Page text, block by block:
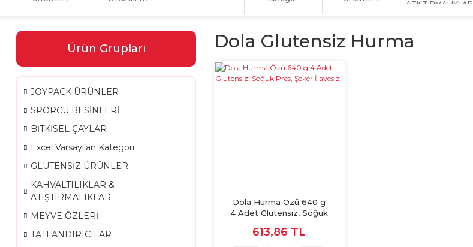
ATIŞTIRMALIKLAR
Ürün Grupları
JOYPACK ÜRÜNLER
SPORCU BESİNLERİ
BİTKİSEL ÇAYLAR
Excel Varsayılan Kategori
GLUTENSİZ ÜRÜNLER
KAHVALTILIKLAR &
ATIŞTIRMALIKLAR
MEYVE ÖZLERİ
TATLANDIRICILAR
Dola Glutensiz Hurma
Dola Hurma Özü 640 g
4 Adet Glutensiz, Soğuk
613,86 TL